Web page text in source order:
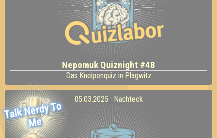
Nepomuk Quiznight #48
Das Kneipenquiz in Plagwitz
Talk
Nerdy To
Me
05.03.2025 · Nachteck